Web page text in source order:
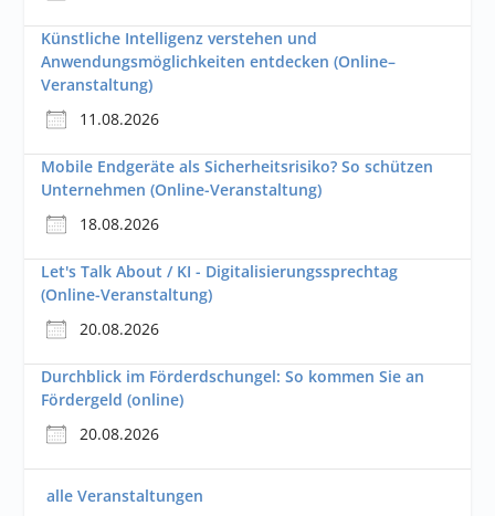
Künstliche Intelligenz verstehen und
Anwendungsmöglichkeiten entdecken (Online–
Veranstaltung)
11.08.2026
Mobile Endgeräte als Sicherheitsrisiko? So schützen
Unternehmen (Online-Veranstaltung)
18.08.2026
Let's Talk About / KI - Digitalisierungssprechtag
(Online-Veranstaltung)
20.08.2026
Durchblick im Förderdschungel: So kommen Sie an
Fördergeld (online)
20.08.2026
alle Veranstaltungen